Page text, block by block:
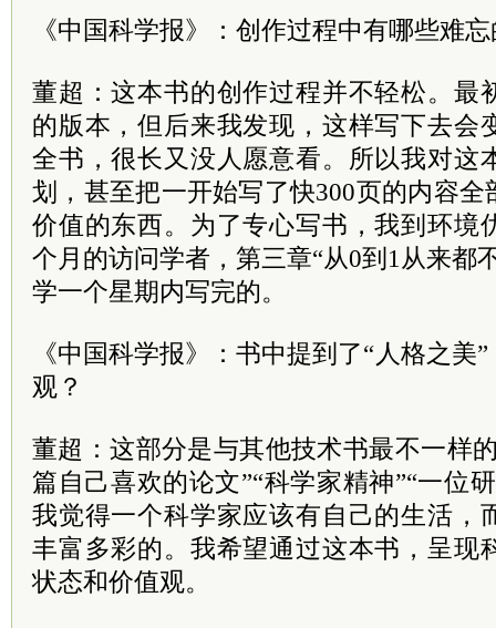
《中国科学报》：创作过程中有哪些难
董超：这本书的创作过程并不轻松。最
的版本，但后来我发现，这样写下去会
全书，很长又没人愿意看。所以我对这
划，甚至把一开始写了快300页的内容
价值的东西。为了专心写书，我到环境
个月的访问学者，第三章“从0到1从来都
学一个星期内写完的。
《中国科学报》：书中提到了“人格之美
观？
董超：这部分是与其他技术书最不一样
篇自己喜欢的论文”“科学家精神”“一位
我觉得一个科学家应该有自己的生活，
丰富多彩的。我希望通过这本书，呈现
状态和价值观。